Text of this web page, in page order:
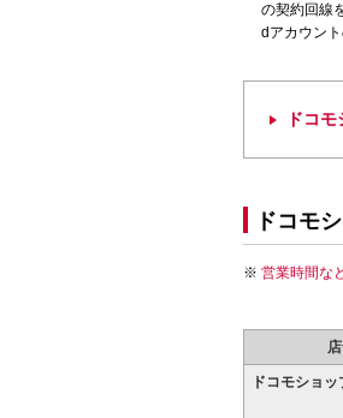
の契約回線
dアカウン
ドコ
ドコモ
営業時間な
ドコモショ